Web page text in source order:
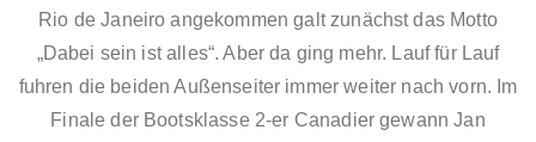
Rio de Janeiro angekommen galt zunächst das Motto
„Dabei sein ist alles“. Aber da ging mehr. Lauf für Lauf
fuhren die beiden Außenseiter immer weiter nach vorn. Im
Finale der Bootsklasse 2-er Canadier gewann Jan